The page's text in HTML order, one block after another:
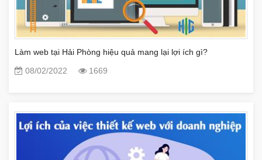
Làm web tại Hải Phòng hiệu quả mang lại lợi ích gì?
08/02/2022
1669